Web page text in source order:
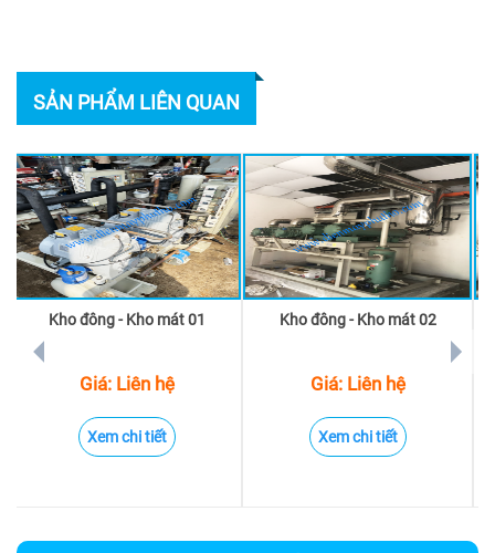
SẢN PHẨM LIÊN QUAN
Kho đông - Kho mát 01
Giá: Liên hệ
Xem chi tiết
Kho đông - Kho mát 02
Giá: Liên hệ
Xem chi tiết
prev next